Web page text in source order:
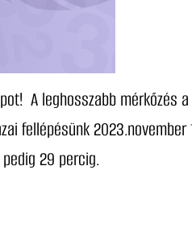
A leghosszabb mérkőzés
fellépésünk 2023.november
29 percig.